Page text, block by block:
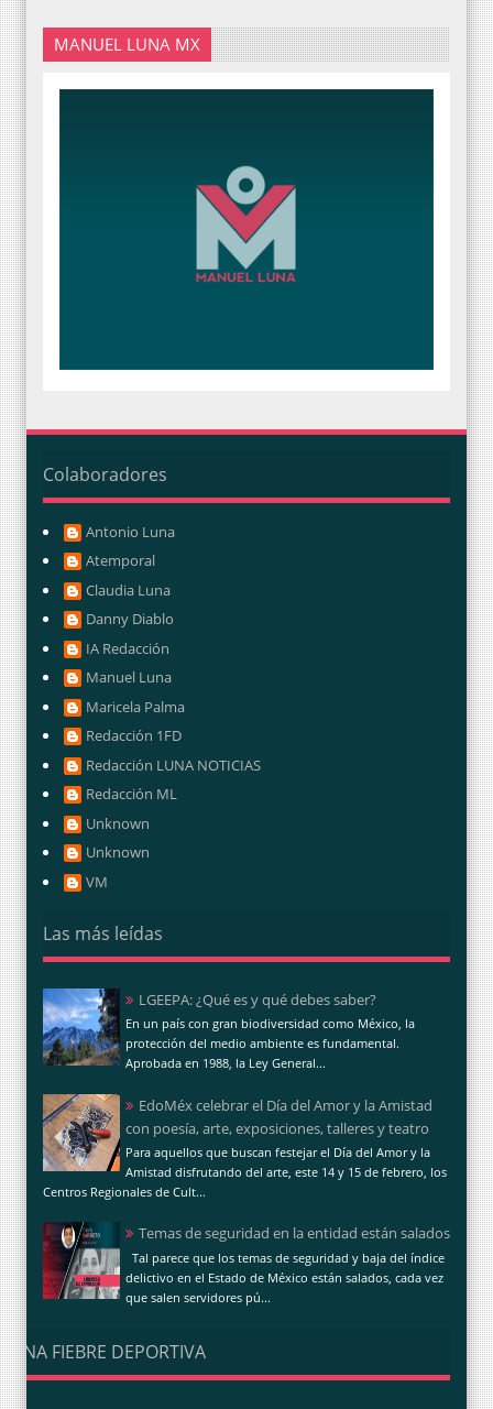
MANUEL LUNA MX
Colaboradores
Antonio Luna
Atemporal
Claudia Luna
Danny Diablo
IA Redacción
Manuel Luna
Maricela Palma
Redacción 1FD
Redacción LUNA NOTICIAS
Redacción ML
Unknown
Unknown
VM
Las más leídas
LGEEPA: ¿Qué es y qué debes saber?
En un país con gran biodiversidad como México, la
protección del medio ambiente es fundamental.
Aprobada en 1988, la Ley General...
EdoMéx celebrar el Día del Amor y la Amistad
con poesía, arte, exposiciones, talleres y teatro
Para aquellos que buscan festejar el Día del Amor y la
Amistad disfrutando del arte, este 14 y 15 de febrero, los
Centros Regionales de Cult...
Temas de seguridad en la entidad están salados
Tal parece que los temas de seguridad y baja del índice
delictivo en el Estado de México están salados, cada vez
que salen servidores pú...
UNA FIEBRE DEPORTIVA